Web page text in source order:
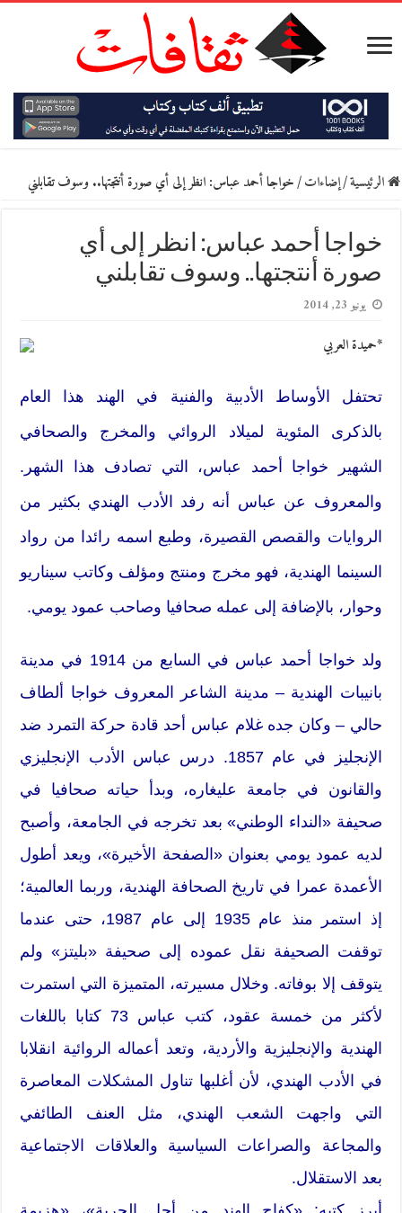
الرئيسية/إضاءات/خواجا أحمد عباس: انظر إلى أي صورة أنتجتها.. وسوف تقابلني
خواجا أحمد عباس: انظر إلى أي
صورة أنتجتها.. وسوف تقابلني
يونيو 23, 2014
*حميدة العربي
تحتفل الأوساط الأدبية والفنية في الهند هذا العام
بالذكرى المئوية لميلاد الروائي والمخرج والصحافي
الشهير خواجا أحمد عباس، التي تصادف هذا الشهر.
والمعروف عن عباس أنه رفد الأدب الهندي بكثير من
الروايات والقصص القصيرة، وطبع اسمه رائدا من رواد
السينما الهندية، فهو مخرج ومنتج ومؤلف وكاتب سيناريو
وحوار، بالإضافة إلى عمله صحافيا وصاحب عمود يومي.
ولد خواجا أحمد عباس في السابع من 1914 في مدينة
بانيبات الهندية – مدينة الشاعر المعروف خواجا ألطاف
حالي – وكان جده غلام عباس أحد قادة حركة التمرد ضد
الإنجليز في عام 1857. درس عباس الأدب الإنجليزي
والقانون في جامعة عليغاره، وبدأ حياته صحافيا في
صحيفة «النداء الوطني» بعد تخرجه في الجامعة، وأصبح
لديه عمود يومي بعنوان «الصفحة الأخيرة»، ويعد أطول
الأعمدة عمرا في تاريخ الصحافة الهندية، وربما العالمية؛
إذ استمر منذ عام 1935 إلى عام 1987، حتى عندما
توقفت الصحيفة نقل عموده إلى صحيفة «بليتز» ولم
يتوقف إلا بوفاته. وخلال مسيرته، المتميزة التي استمرت
لأكثر من خمسة عقود، كتب عباس 73 كتابا باللغات
الهندية والإنجليزية والأردية، وتعد أعماله الروائية انقلابا
في الأدب الهندي، لأن أغلبها تناول المشكلات المعاصرة
التي واجهت الشعب الهندي، مثل العنف الطائفي
والمجاعة والصراعات السياسية والعلاقات الاجتماعية
بعد الاستقلال.